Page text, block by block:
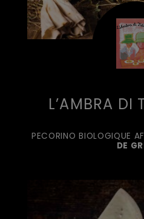
L’AMBRA DI
PECORINO BIOLOGIQUE
DE